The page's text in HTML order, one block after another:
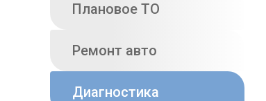
Плановое ТО
Ремонт авто
Диагностика